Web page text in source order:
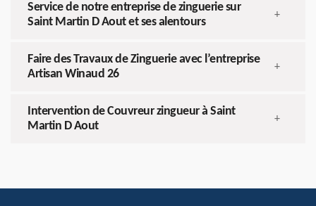
Service de notre entreprise de zinguerie sur
Saint Martin D Aout et ses alentours
+
Faire des Travaux de Zinguerie avec l’entreprise
Artisan Winaud 26
+
Intervention de Couvreur zingueur à Saint
Martin D Aout
+